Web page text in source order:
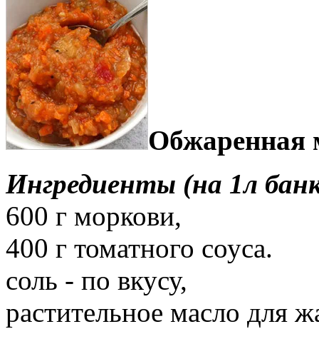
Обжаренная
Ингредиенты (на 1л
600 г моркови,
400 г томатного соуса.
соль - по вкусу,
растительное масло для